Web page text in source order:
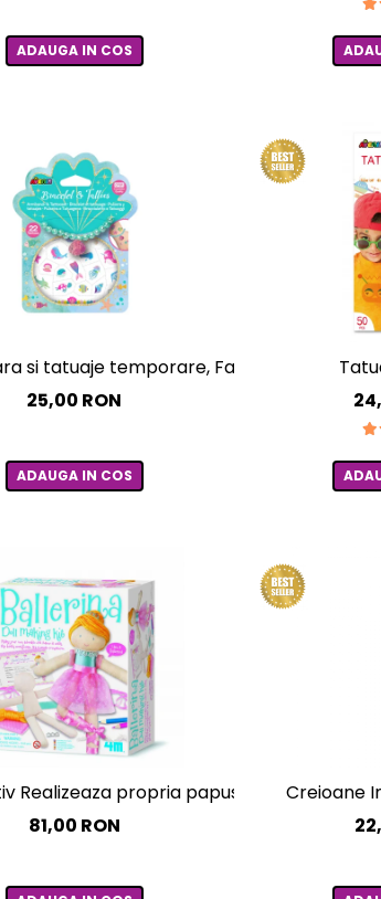
ADAUGA IN COS
si tatuaje temporare, Fancy Me
25,00 RON
ADAUGA IN COS
Realizeaza propria papusa - Balerina
81,00 RON
Creioane